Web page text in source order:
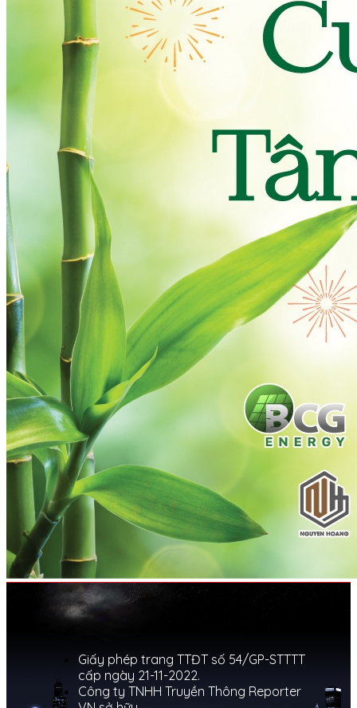
Giấy phép trang TTĐT số 54/GP-STTTT
cấp ngày 21-11-2022.
Công ty TNHH Truyền Thông Reporter